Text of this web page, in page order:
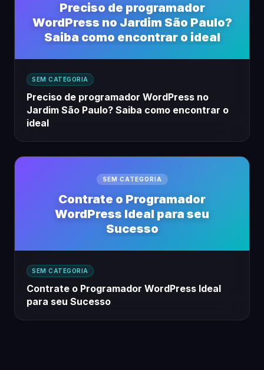
Preciso de programador
WordPress no Jardim São Paulo?
Saiba como encontrar o ideal
SEM CATEGORIA
Preciso de programador WordPress no
Jardim São Paulo? Saiba como encontrar o
ideal
SEM CATEGORIA
Contrate o Programador
WordPress Ideal para seu
Sucesso
SEM CATEGORIA
Contrate o Programador WordPress Ideal
para seu Sucesso